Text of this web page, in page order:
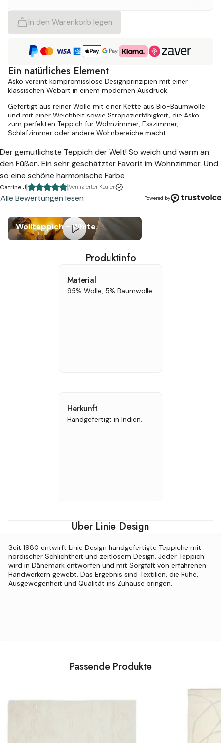
In den Warenkorb legen
Ein natürliches Element
Asko vereint kompromisslose Designprinzipien mit einer
klassischen Webart in einem modernen Ausdruck.
Gefertigt aus reiner Wolle mit einer Kette aus Bio-Baumwolle
und mit einer Weichheit sowie Strapazierfähigkeit, die Asko
zum perfekten Teppich für Wohnzimmer, Esszimmer,
Schlafzimmer oder andere Wohnbereiche macht.
Der gemütlichste Teppich der Welt! So weich und warm an
den Füßen. Ein sehr geschätzter Favorit im Wohnzimmer. Und
so eine schöne harmonische Farbe
Catrine J| |Verifizierter Käufer
Alle Bewertungen lesen Powered by
Wollteppich - White.
Produktinfo
Material
95% Wolle, 5% Baumwolle.
Herkunft
Handgefertigt in Indien.
Über Linie Design
Seit 1980 entwirft Linie Design handgefertigte Teppiche mit
nordischer Schlichtheit und zeitlosem Design. Jeder Teppich
wird in Dänemark entworfen und mit Sorgfalt von erfahrenen
Handwerkern gewebt. Das Ergebnis sind Textilien, die Ruhe,
Ausgewogenheit und Qualität ins Zuhause bringen.
Passende Produkte